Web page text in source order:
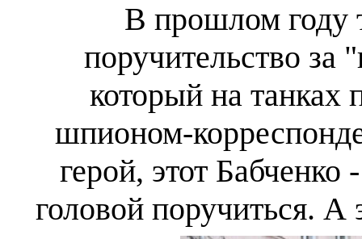
В прошлом году
поручительство за
который на
шпионом-
герой, этот Бабченко
головой поручиться. А